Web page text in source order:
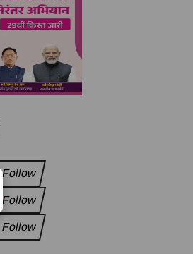
Follow
Follow
Follow